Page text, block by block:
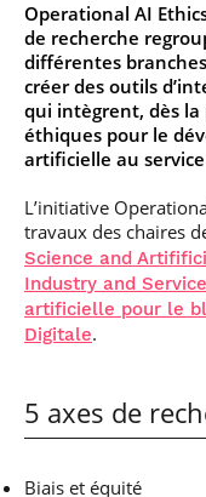
Operational AI
de recherche
différentes
créer des outils
qui intègrent, dès la
éthiques pour le
artificielle au
L’initiative
travaux des chaires
Science and
Industry and
artificielle pour le
Digitale.
5 axes de
Biais et équité